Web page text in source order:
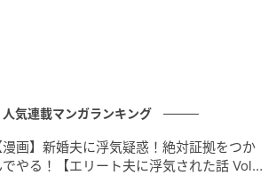
人気連載マンガランキング
漫画】新婚夫に浮気疑惑！絶対証拠をつか
でやる！【エリート夫に浮気された話 Vol.